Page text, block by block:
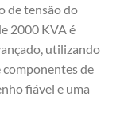
de tensão do
2000 KVA é
utilizando
componentes de
fiável e uma